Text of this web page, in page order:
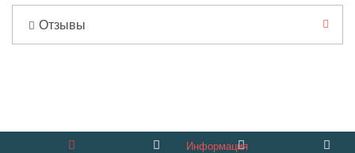
Отзывы
Информация